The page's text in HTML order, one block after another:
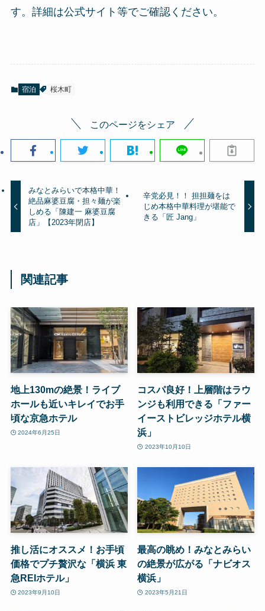
す。詳細は公式サイト等でご確認ください。
宿泊 桜木町
このページをシェア
みなとみらいで本格中華！
絶品麻婆豆腐・担々麺が楽
しめる「陳建一 麻婆豆腐
店」【2023年閉店】
辛党必見！！ 担担麺をは
じめ本格中華料理が堪能で
きる「匠 Jang」
関連記事
地上130mの絶景！ライブ
ホールも近いキレイでお手
頃な京急ホテル
2024年6月25日
コスパ良好！上層階はラウ
ンジも利用できる「ファー
イーストビレッジホテル横
浜」
2023年10月10日
推し活にオススメ！お手頃
価格でプチ贅沢な「横浜 東
急REIホテル」
2023年9月10日
最高の眺め！みなとみらい
の絶景が広がる「ナビオス
横浜」
2023年5月21日